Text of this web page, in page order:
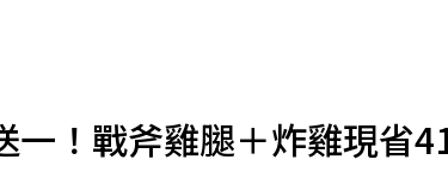
一！戰斧雞腿＋炸雞現省